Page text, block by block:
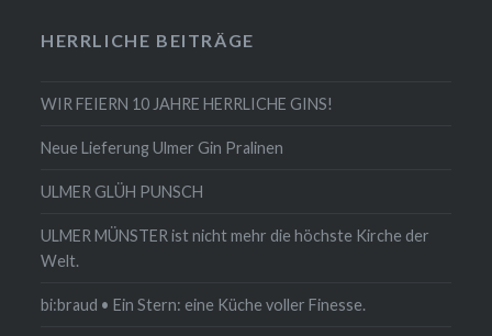
HERRLICHE BEITRÄGE
WIR FEIERN 10 JAHRE HERRLICHE GINS!
Neue Lieferung Ulmer Gin Pralinen
ULMER GLÜH PUNSCH
ULMER MÜNSTER ist nicht mehr die höchste Kirche der
Welt.
bi:braud • Ein Stern: eine Küche voller Finesse.